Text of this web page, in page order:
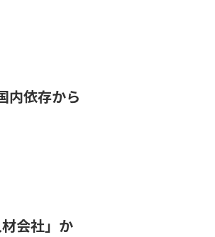
内依存から
会社」か